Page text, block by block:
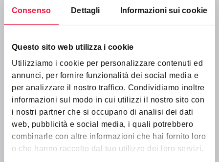
Consenso Dettagli Informazioni sui cookie
Questo sito web utilizza i cookie
Utilizziamo i cookie per personalizzare contenuti ed
annunci, per fornire funzionalità dei social media e
per analizzare il nostro traffico. Condividiamo inoltre
informazioni sul modo in cui utilizzi il nostro sito con
i nostri partner che si occupano di analisi dei dati
web, pubblicità e social media, i quali potrebbero
combinarle con altre informazioni che hai fornito loro
o che hanno raccolto dal tuo utilizzo dei loro servizi.
ASSISTIAMO GLI ACQUIRENTI
Gestione delle richieste:forniamo informazioni
agli interessati e pianifichiamo le visite.
Supporto:guidiamo i potenziali acquirenti nella
presentazione delle offerte.